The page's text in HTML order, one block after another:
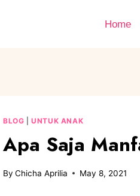
Home
BLOG |UNTUK ANAK
Apa Saja
By Chicha Aprilia May 8, 2021